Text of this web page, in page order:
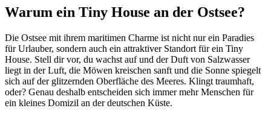
Warum ein Tiny House an der Ostsee?
Die Ostsee mit ihrem maritimen Charme ist nicht nur ein Paradies
für Urlauber, sondern auch ein attraktiver Standort für ein Tiny
House. Stell dir vor, du wachst auf und der Duft von Salzwasser
liegt in der Luft, die Möwen kreischen sanft und die Sonne spiegelt
sich auf der glitzernden Oberfläche des Meeres. Klingt traumhaft,
oder? Genau deshalb entscheiden sich immer mehr Menschen für
ein kleines Domizil an der deutschen Küste.